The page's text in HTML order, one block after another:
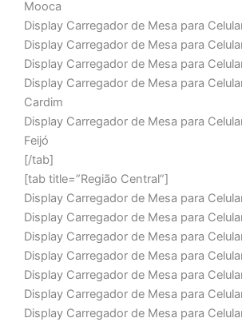
Mooca
Display Carregador de Mesa para
Display Carregador de Mesa para
Display Carregador de Mesa para
Display Carregador de Mesa para
Cardim
Display Carregador de Mesa para
Feijó
[/tab]
[tab title=”Região Central”]
Display Carregador de Mesa para
Display Carregador de Mesa para
Display Carregador de Mesa para
Display Carregador de Mesa para
Display Carregador de Mesa para
Display Carregador de Mesa para
Display Carregador de Mesa para